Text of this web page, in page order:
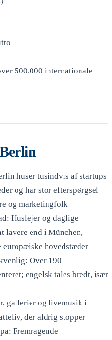
500.000 internationale
huser tusindvis af startups
og har stor efterspørgsel
og marketingfolk
Huslejer og daglige
lavere end i München,
europæiske hovedstæder
Over 190
engelsk tales bredt, især
gallerier og livemusik i
der aldrig stopper
Fremragende